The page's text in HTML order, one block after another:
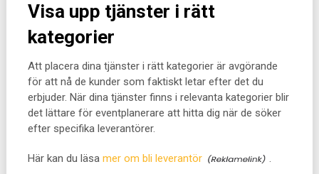
Visa upp tjänster i rätt
kategorier
Att placera dina tjänster i rätt kategorier är avgörande
för att nå de kunder som faktiskt letar efter det du
erbjuder. När dina tjänster finns i relevanta kategorier blir
det lättare för eventplanerare att hitta dig när de söker
efter specifika leverantörer.
Här kan du läsa mer om bli leverantör .